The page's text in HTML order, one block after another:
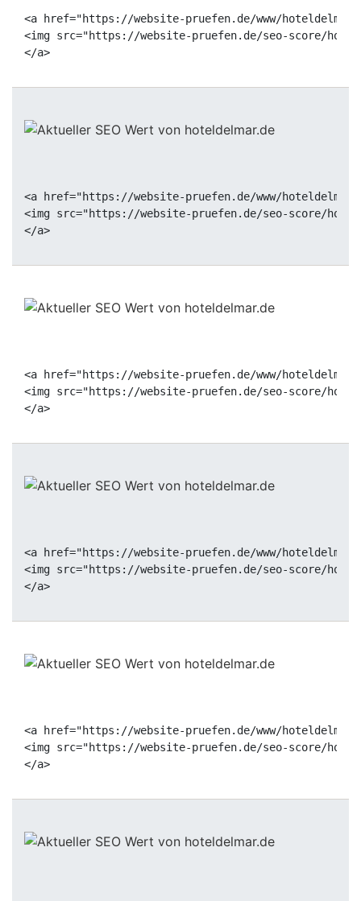
<a href="https://website-pruefen.de/www/
<img src="https://website-pruefen.de/seo-score/
<a href="https://website-pruefen.de/www/
<img src="https://website-pruefen.de/seo-score/
<a href="https://website-pruefen.de/www/
<img src="https://website-pruefen.de/seo-score/
<a href="https://website-pruefen.de/www/
<img src="https://website-pruefen.de/seo-score/
<a href="https://website-pruefen.de/www/
<img src="https://website-pruefen.de/seo-score/